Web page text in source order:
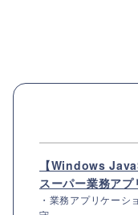
【Windows
スーパー業務ア
・業務アプリケーシ